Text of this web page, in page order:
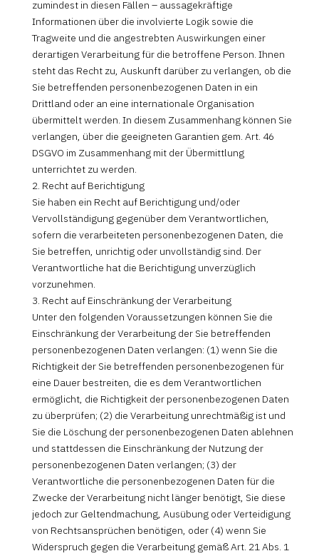
zumindest in diesen Fällen – aussagekräftige
Informationen über die involvierte Logik sowie die
Tragweite und die angestrebten Auswirkungen einer
derartigen Verarbeitung für die betroffene Person. Ihnen
steht das Recht zu, Auskunft darüber zu verlangen, ob die
Sie betreffenden personenbezogenen Daten in ein
Drittland oder an eine internationale Organisation
übermittelt werden. In diesem Zusammenhang können Sie
verlangen, über die geeigneten Garantien gem. Art. 46
DSGVO im Zusammenhang mit der Übermittlung
unterrichtet zu werden.
2. Recht auf Berichtigung
Sie haben ein Recht auf Berichtigung und/oder
Vervollständigung gegenüber dem Verantwortlichen,
sofern die verarbeiteten personenbezogenen Daten, die
Sie betreffen, unrichtig oder unvollständig sind. Der
Verantwortliche hat die Berichtigung unverzüglich
vorzunehmen.
3. Recht auf Einschränkung der Verarbeitung
Unter den folgenden Voraussetzungen können Sie die
Einschränkung der Verarbeitung der Sie betreffenden
personenbezogenen Daten verlangen: (1) wenn Sie die
Richtigkeit der Sie betreffenden personenbezogenen für
eine Dauer bestreiten, die es dem Verantwortlichen
ermöglicht, die Richtigkeit der personenbezogenen Daten
zu überprüfen; (2) die Verarbeitung unrechtmäßig ist und
Sie die Löschung der personenbezogenen Daten ablehnen
und stattdessen die Einschränkung der Nutzung der
personenbezogenen Daten verlangen; (3) der
Verantwortliche die personenbezogenen Daten für die
Zwecke der Verarbeitung nicht länger benötigt, Sie diese
jedoch zur Geltendmachung, Ausübung oder Verteidigung
von Rechtsansprüchen benötigen, oder (4) wenn Sie
Widerspruch gegen die Verarbeitung gemäß Art. 21 Abs. 1